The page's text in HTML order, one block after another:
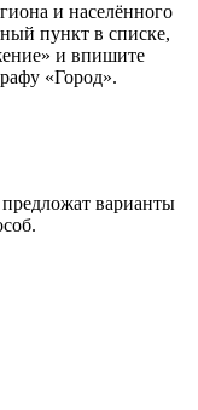
и населённого
пункт в списке,
и впишите
«Город».
варианты